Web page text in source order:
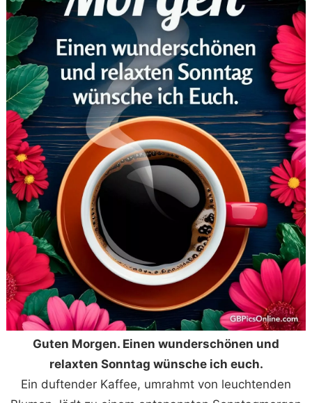
Guten Morgen. Einen wunderschönen und
relaxten Sonntag wünsche ich euch.
Ein duftender Kaffee, umrahmt von leuchtenden